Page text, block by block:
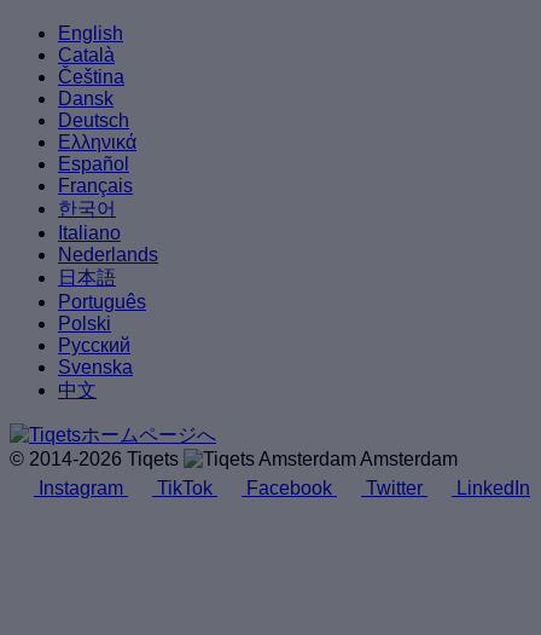
English
Català
Čeština
Dansk
Deutsch
Ελληνικά
Español
Français
한국어
Italiano
Nederlands
日本語
Português
Polski
Русский
Svenska
中文
© 2014-2026 Tiqets
Amsterdam
Instagram
TikTok Facebook Twitter LinkedIn